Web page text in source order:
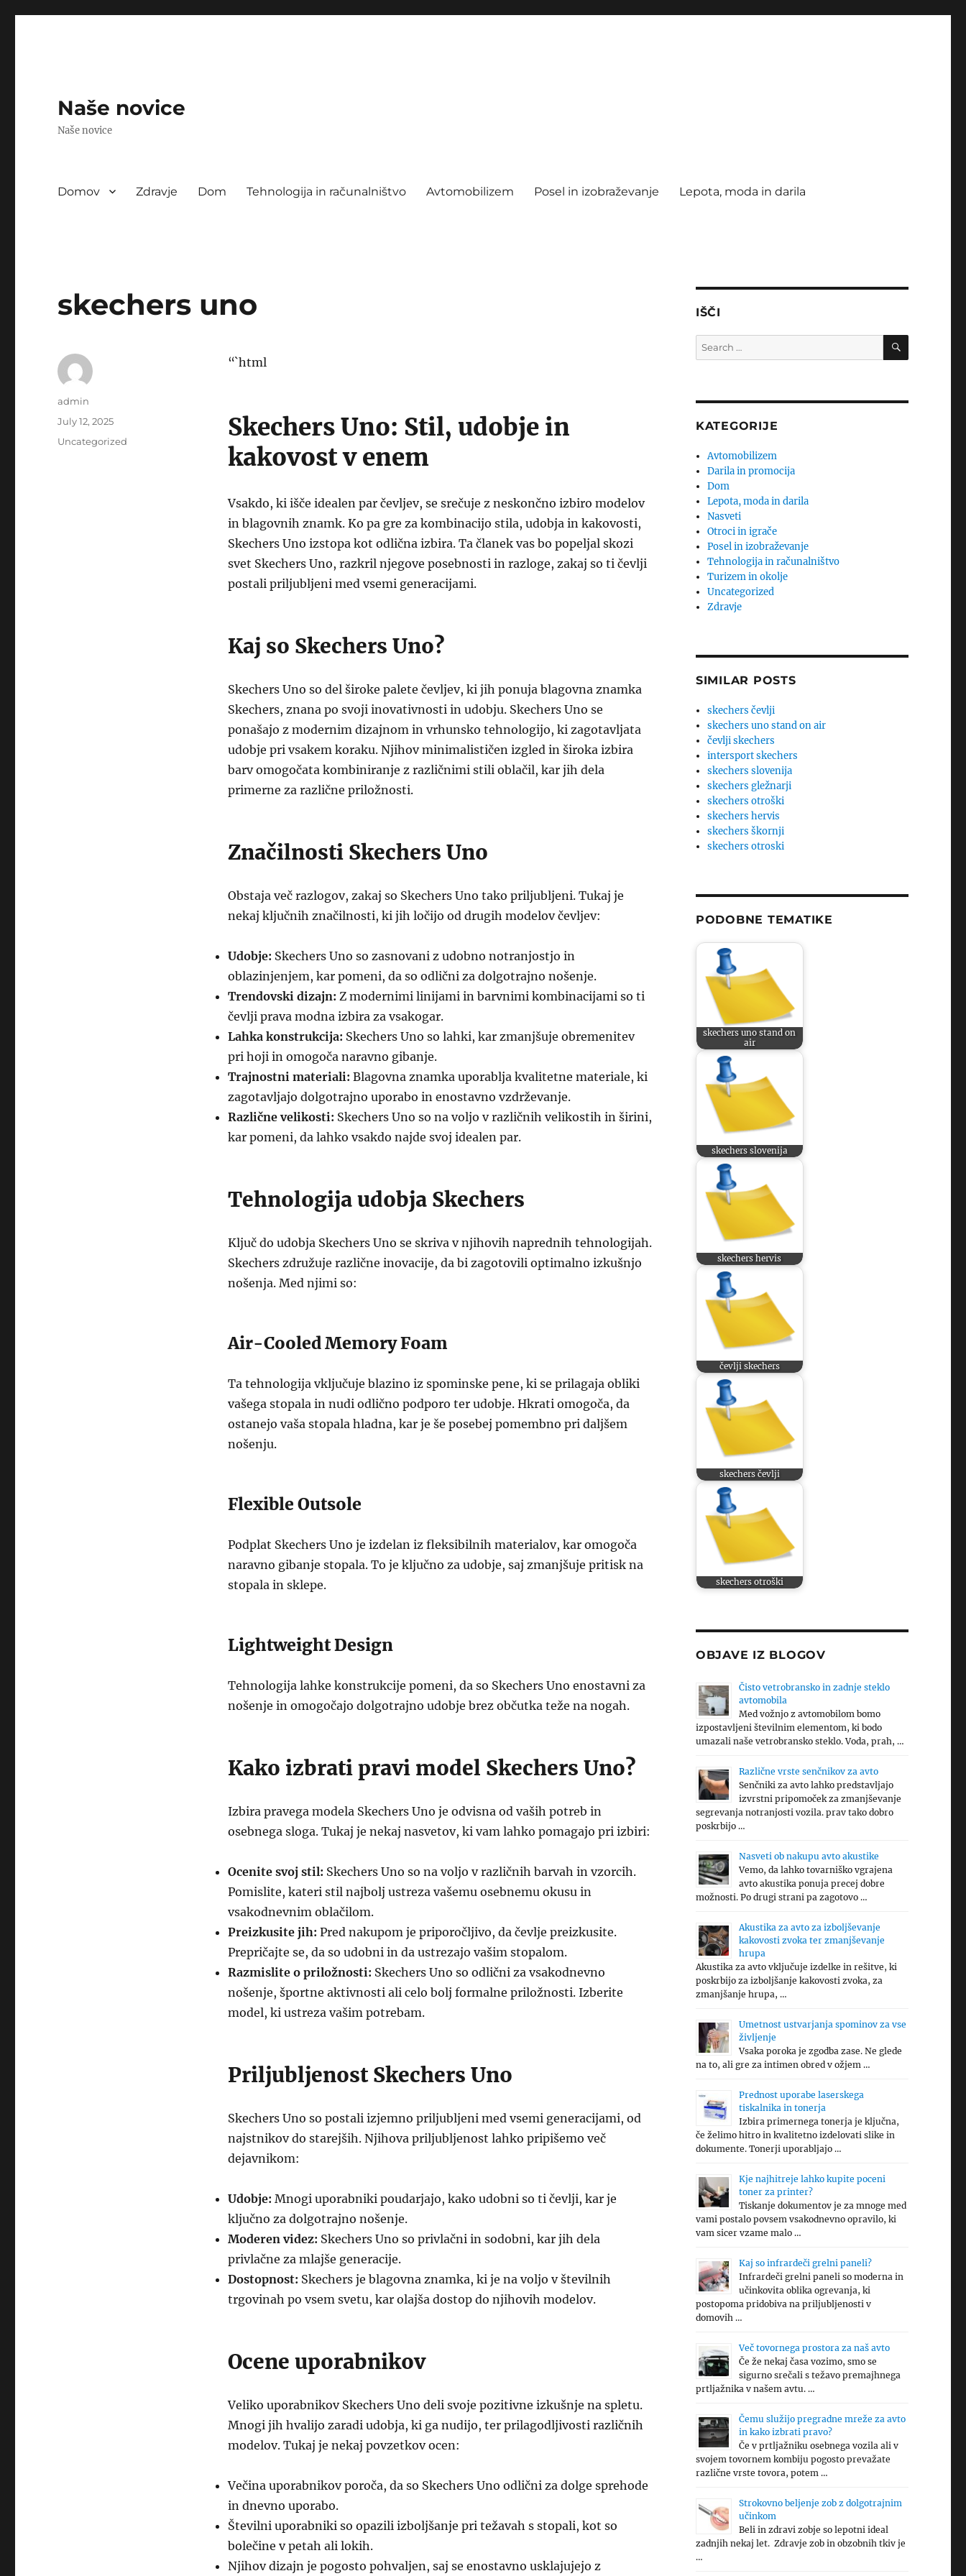
Naše novice
Naše novice
Domov Zdravje Dom Tehnologija in računalništvo Avtomobilizem Posel in izobraževanje Lepota, moda in darila
skechers uno
“`html
Skechers Uno: Stil, udobje in
kakovost v enem
Vsakdo, ki išče idealen par čevljev, se srečuje z neskončno izbiro modelov
in blagovnih znamk. Ko pa gre za kombinacijo stila, udobja in kakovosti,
Skechers Uno izstopa kot odlična izbira. Ta članek vas bo popeljal skozi
svet Skechers Uno, razkril njegove posebnosti in razloge, zakaj so ti čevlji
postali priljubljeni med vsemi generacijami.
Kaj so Skechers Uno?
Skechers Uno so del široke palete čevljev, ki jih ponuja blagovna znamka
Skechers, znana po svoji inovativnosti in udobju. Skechers Uno se
ponašajo z modernim dizajnom in vrhunsko tehnologijo, ki zagotavljata
udobje pri vsakem koraku. Njihov minimalističen izgled in široka izbira
barv omogočata kombiniranje z različnimi stili oblačil, kar jih dela
primerne za različne priložnosti.
Značilnosti Skechers Uno
Obstaja več razlogov, zakaj so Skechers Uno tako priljubljeni. Tukaj je
nekaj ključnih značilnosti, ki jih ločijo od drugih modelov čevljev:
Udobje: Skechers Uno so zasnovani z udobno notranjostjo in
oblazinjenjem, kar pomeni, da so odlični za dolgotrajno nošenje.
Trendovski dizajn: Z modernimi linijami in barvnimi kombinacijami so ti
čevlji prava modna izbira za vsakogar.
Lahka konstrukcija: Skechers Uno so lahki, kar zmanjšuje obremenitev
pri hoji in omogoča naravno gibanje.
Trajnostni materiali: Blagovna znamka uporablja kvalitetne materiale, ki
zagotavljajo dolgotrajno uporabo in enostavno vzdrževanje.
Različne velikosti: Skechers Uno so na voljo v različnih velikostih in širini,
kar pomeni, da lahko vsakdo najde svoj idealen par.
Tehnologija udobja Skechers
Ključ do udobja Skechers Uno se skriva v njihovih naprednih tehnologijah.
Skechers združuje različne inovacije, da bi zagotovili optimalno izkušnjo
nošenja. Med njimi so:
Air-Cooled Memory Foam
Ta tehnologija vključuje blazino iz spominske pene, ki se prilagaja obliki
vašega stopala in nudi odlično podporo ter udobje. Hkrati omogoča, da
ostanejo vaša stopala hladna, kar je še posebej pomembno pri daljšem
nošenju.
Flexible Outsole
Podplat Skechers Uno je izdelan iz fleksibilnih materialov, kar omogoča
naravno gibanje stopala. To je ključno za udobje, saj zmanjšuje pritisk na
stopala in sklepe.
Lightweight Design
Tehnologija lahke konstrukcije pomeni, da so Skechers Uno enostavni za
nošenje in omogočajo dolgotrajno udobje brez občutka teže na nogah.
Kako izbrati pravi model Skechers Uno?
Izbira pravega modela Skechers Uno je odvisna od vaših potreb in
osebnega sloga. Tukaj je nekaj nasvetov, ki vam lahko pomagajo pri izbiri:
Ocenite svoj stil: Skechers Uno so na voljo v različnih barvah in vzorcih.
Pomislite, kateri stil najbolj ustreza vašemu osebnemu okusu in
vsakodnevnim oblačilom.
Preizkusite jih: Pred nakupom je priporočljivo, da čevlje preizkusite.
Prepričajte se, da so udobni in da ustrezajo vašim stopalom.
Razmislite o priložnosti: Skechers Uno so odlični za vsakodnevno
nošenje, športne aktivnosti ali celo bolj formalne priložnosti. Izberite
model, ki ustreza vašim potrebam.
Priljubljenost Skechers Uno
Skechers Uno so postali izjemno priljubljeni med vsemi generacijami, od
najstnikov do starejših. Njihova priljubljenost lahko pripišemo več
dejavnikom:
Udobje: Mnogi uporabniki poudarjajo, kako udobni so ti čevlji, kar je
ključno za dolgotrajno nošenje.
Moderen videz: Skechers Uno so privlačni in sodobni, kar jih dela
privlačne za mlajše generacije.
Dostopnost: Skechers je blagovna znamka, ki je na voljo v številnih
trgovinah po vsem svetu, kar olajša dostop do njihovih modelov.
Ocene uporabnikov
Veliko uporabnikov Skechers Uno deli svoje pozitivne izkušnje na spletu.
Mnogi jih hvalijo zaradi udobja, ki ga nudijo, ter prilagodljivosti različnih
modelov. Tukaj je nekaj povzetkov ocen:
Večina uporabnikov poroča, da so Skechers Uno odlični za dolge sprehode
in dnevno uporabo.
Številni uporabniki so opazili izboljšanje pri težavah s stopali, kot so
bolečine v petah ali lokih.
Njihov dizajn je pogosto pohvaljen, saj se enostavno usklajujejo z
Author
admin
Posted
July 12, 2025
Categories
Uncategorized
IŠČI
Search
for:
SEARCH
KATEGORIJE
Avtomobilizem
Darila in promocija
Dom
Lepota, moda in darila
Nasveti
Otroci in igrače
Posel in izobraževanje
Tehnologija in računalništvo
Turizem in okolje
Uncategorized
Zdravje
SIMILAR POSTS
skechers čevlji
skechers uno stand on air
čevlji skechers
intersport skechers
skechers slovenija
skechers gležnarji
skechers otroški
skechers hervis
skechers škornji
skechers otroski
PODOBNE TEMATIKE
skechers uno stand on
air
skechers slovenija
skechers hervis
čevlji skechers
skechers čevlji
skechers otroški
OBJAVE IZ BLOGOV
Čisto vetrobransko in zadnje steklo
avtomobila
Med vožnjo z avtomobilom bomo
izpostavljeni številnim elementom, ki bodo
umazali naše vetrobransko steklo. Voda, prah, …
Različne vrste senčnikov za avto
Senčniki za avto lahko predstavljajo
izvrstni pripomoček za zmanjševanje
segrevanja notranjosti vozila. prav tako dobro
poskrbijo …
Nasveti ob nakupu avto akustike
Vemo, da lahko tovarniško vgrajena
avto akustika ponuja precej dobre
možnosti. Po drugi strani pa zagotovo …
Akustika za avto za izboljševanje
kakovosti zvoka ter zmanjševanje
hrupa
Akustika za avto vključuje izdelke in rešitve, ki
poskrbijo za izboljšanje kakovosti zvoka, za
zmanjšanje hrupa, …
Umetnost ustvarjanja spominov za vse
življenje
Vsaka poroka je zgodba zase. Ne glede
na to, ali gre za intimen obred v ožjem …
Prednost uporabe laserskega
tiskalnika in tonerja
Izbira primernega tonerja je ključna,
če želimo hitro in kvalitetno izdelovati slike in
dokumente. Tonerji uporabljajo …
Kje najhitreje lahko kupite poceni
toner za printer?
Tiskanje dokumentov je za mnoge med
vami postalo povsem vsakodnevno opravilo, ki
vam sicer vzame malo …
Kaj so infrardeči grelni paneli?
Infrardeči grelni paneli so moderna in
učinkovita oblika ogrevanja, ki
postopoma pridobiva na priljubljenosti v
domovih …
Več tovornega prostora za naš avto
Če že nekaj časa vozimo, smo se
sigurno srečali s težavo premajhnega
prtljažnika v našem avtu. …
Čemu služijo pregradne mreže za avto
in kako izbrati pravo?
Če v prtljažniku osebnega vozila ali v
svojem tovornem kombiju pogosto prevažate
različne vrste tovora, potem …
Strokovno beljenje zob z dolgotrajnim
učinkom
Beli in zdravi zobje so lepotni ideal
zadnjih nekaj let. Zdravje zob in obzobnih tkiv je
…